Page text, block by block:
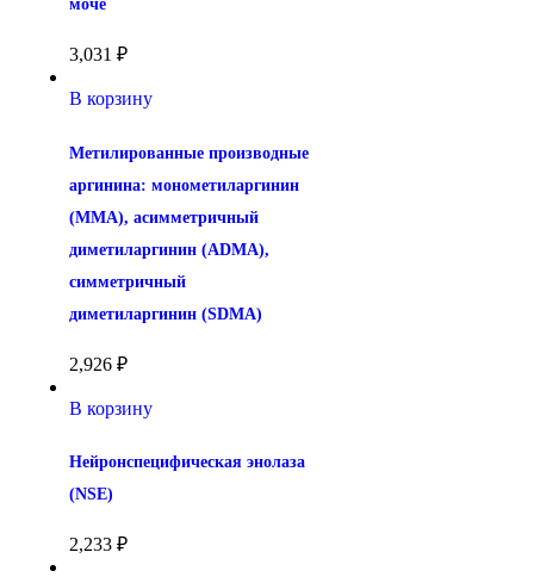
моче
3,031 ₽
В корзину
Метилированные производные
аргинина: монометиларгинин
(MMA), асимметричный
диметиларгинин (ADMA),
симметричный
диметиларгинин (SDMA)
2,926 ₽
В корзину
Нейронспецифическая энолаза
(NSE)
2,233 ₽